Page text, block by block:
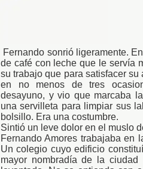
Fernando sonrió ligeramente.
de café con leche que le servía
su trabajo que para satisfacer su
en no menos de tres
desayuno, y vio que marcaba
una servilleta para limpiar sus
bolsillo. Era una costumbre.
Sintió un leve dolor en el muslo
Fernando Amores trabajaba en
Un colegio cuyo edificio
mayor nombradía de la